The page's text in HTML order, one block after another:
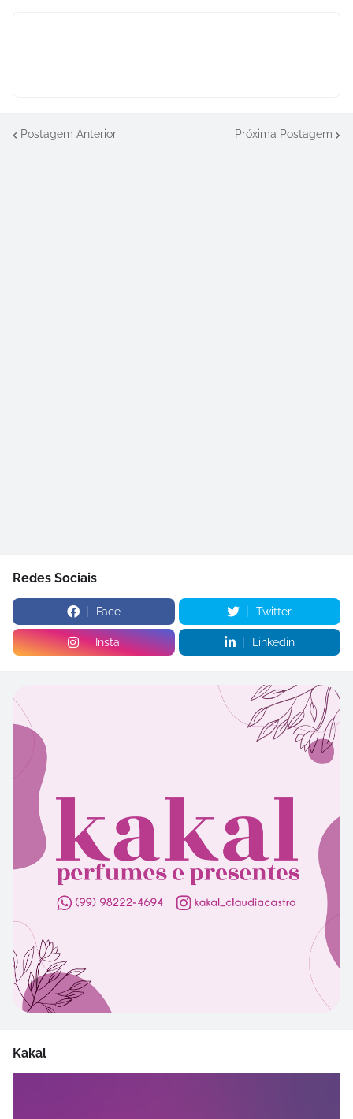
Postagem Anterior Próxima Postagem
Redes Sociais
Face Twitter
Insta Linkedin
Kakal